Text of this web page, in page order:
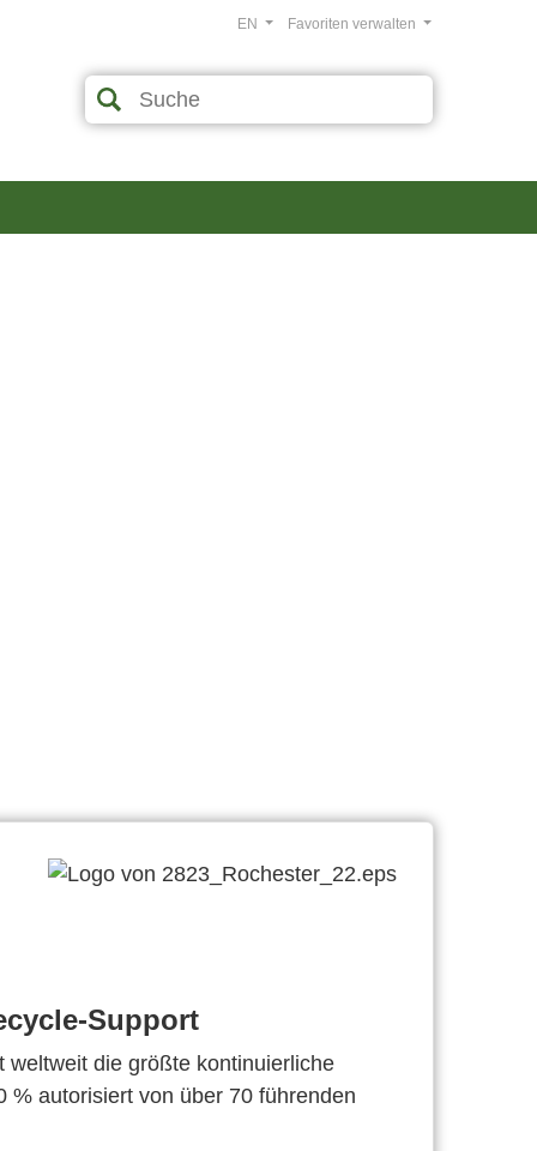
Favoriten verwalten
EN
Support
weltweit die größte kontinuierliche
% autorisiert von über 70 führenden